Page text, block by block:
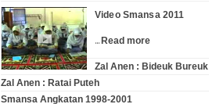
Video Smansa 2011
... Read more
Zal Anen : Bideuk Bureuk
Zal Anen : Ratai Puteh
Smansa Angkatan 1998-2001